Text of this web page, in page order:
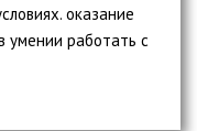
оказание
умении работать с